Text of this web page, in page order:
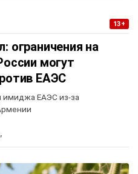
13+
ограничения на
могут
ЕАЭС
имиджа ЕАЭС из-за
,